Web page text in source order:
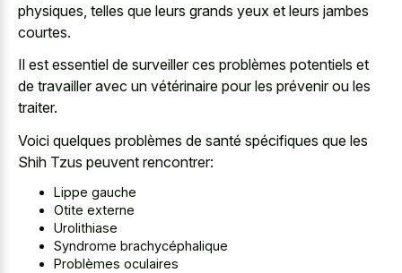
physiques, telles que leurs grands yeux et leurs jambes
courtes.
Il est essentiel de surveiller ces problèmes potentiels et
de travailler avec un vétérinaire pour les prévenir ou les
traiter.
Voici quelques problèmes de santé spécifiques que les
Shih Tzus peuvent rencontrer:
Lippe gauche
Otite externe
Urolithiase
Syndrome brachycéphalique
Problèmes oculaires